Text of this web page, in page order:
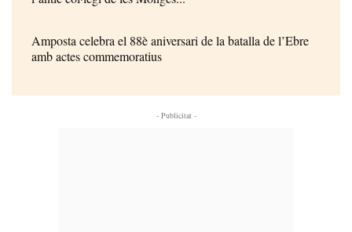
Amposta celebra el 88è aniversari de la batalla de l’Ebre
amb actes commemoratius
- Publicitat -